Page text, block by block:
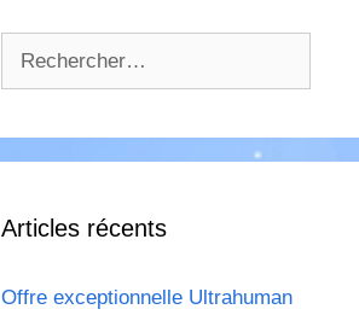
Articles récents
Offre exceptionnelle Ultrahuman